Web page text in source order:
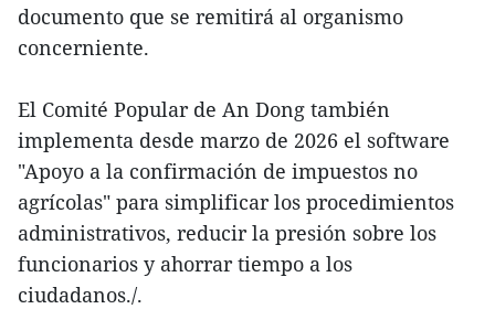
documento que se remitirá al organismo
concerniente.
El Comité Popular de An Dong también
implementa desde marzo de 2026 el software
"Apoyo a la confirmación de impuestos no
agrícolas" para simplificar los procedimientos
administrativos, reducir la presión sobre los
funcionarios y ahorrar tiempo a los
ciudadanos./.